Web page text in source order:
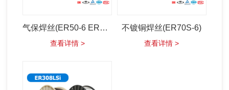
气保焊丝(ER50-6 ER70s-6)
查看详情 >
不镀铜焊丝(ER70S-6)
查看详情 >